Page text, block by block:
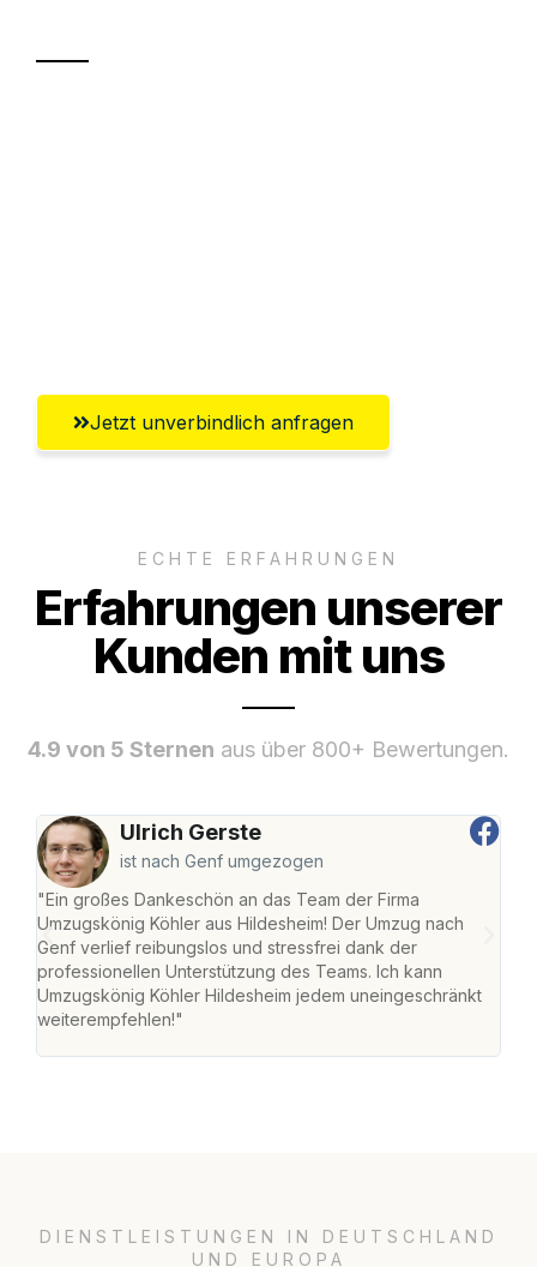
Jetzt unverbindlich anfragen
ECHTE ERFAHRUNGEN
Erfahrungen unserer
Kunden mit uns
4.9 von 5 Sternen aus über 800+ Bewertungen.
Ulrich Gerste
ist nach Genf umgezogen
"Ein großes Dankeschön an das Team der Firma
Umzugskönig Köhler aus Hildesheim! Der Umzug nach
Genf verlief reibungslos und stressfrei dank der
professionellen Unterstützung des Teams. Ich kann
Umzugskönig Köhler Hildesheim jedem uneingeschränkt
weiterempfehlen!"
DIENSTLEISTUNGEN IN DEUTSCHLAND
UND EUROPA